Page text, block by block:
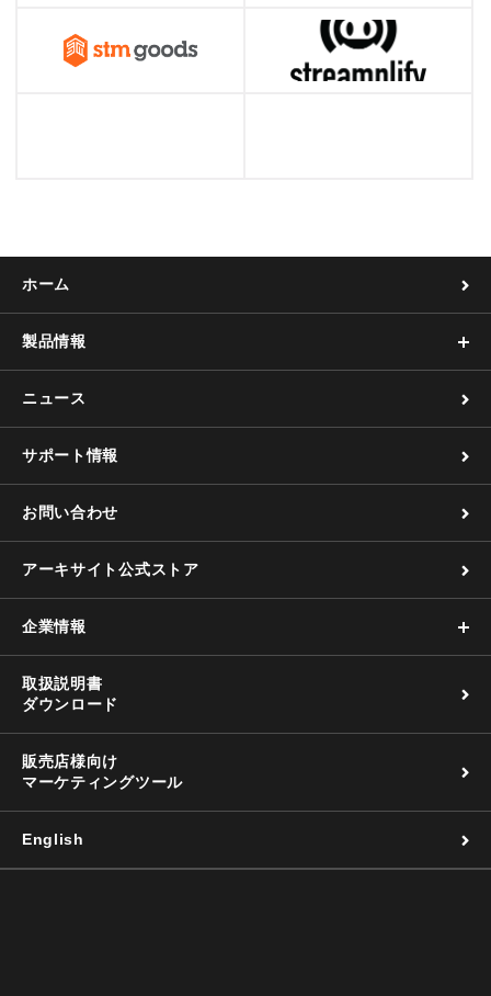
ホーム
製品情報
ニュース
サポート情報
お問い合わせ
アーキサイト公式ストア
企業情報
取扱説明書
ダウンロード
販売店様向け
マーケティングツール
English